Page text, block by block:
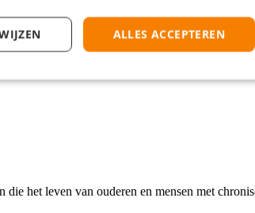
het leven van ouderen en mensen met
ALLES ACCEPTEREN